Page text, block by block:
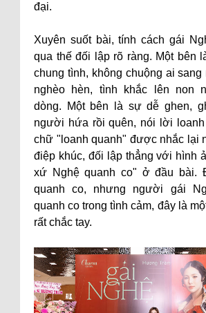
đại.
Xuyên suốt bài, tính cách gái
qua thế đối lập rõ ràng. Một bên
chung tình, không chuộng ai
nghèo hèn, tình khắc lên non
dòng. Một bên là sự dễ ghen,
người hứa rồi quên, nói lời loanh
chữ "loanh quanh" được nhắc lại
điệp khúc, đối lập thẳng với hình
xứ Nghệ quanh co" ở đầu bài.
quanh co, nhưng người gái
quanh co trong tình cảm, đây là
rất chắc tay.